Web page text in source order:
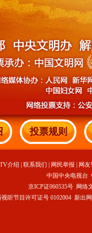
投票规则
介绍 联系我们 网民举报
网
中国中央电视台
京ICP证060535号网络
视听节目许可证号 0102004 新出